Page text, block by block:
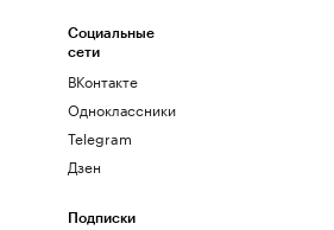
Социальные
сети
ВКонтакте
Одноклассники
Telegram
Дзен
Подписки